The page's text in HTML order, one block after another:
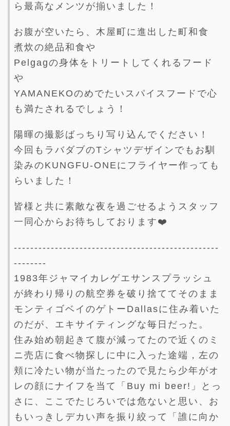
ら最高なメンツが揃いました！
お腹が空いたら、木屋町に進出した町和食
煮炊の絶品和食や
Pelgagの身体をトリートしてくれるフード
や
YAMANEKOのめでたいスパイスフードで心
も満たされるでしょう！
陽暉の撮影ばっちり写り込んでください！
今回もラバダブのTシャツデザインでもお馴
染みのKUNGFU-ONEにフライヤー作っても
らいました！
皆様と共に素敵な夜を過ごせるようスタッフ
一同心からお待ちしております❤️
--------------------------------------------------
--------
1983年ジャマイカレゲエサンスプラッシュ
が終わり帰りの航空券を破り捨ててそのまま
モンティゴベイのゲトーDallasに住み着いた
のだが、エキサイティングな毎日だった。
住み始め朝起きて腹が減ってたので近くのミ
ニ売店に食べ物探しに中に入った途端，左の
頬に冷たい物が当たったので見たら少年がオ
レの顔にナイフを当て「Buy mi beer!」とっ
さに、ここでたじろいでは危ないと思い、お
もいっきしデカい声を振り絞って「誰に向か